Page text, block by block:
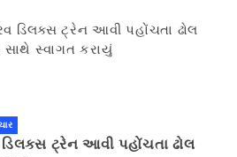
ડિલક્સ ટ્રેન આવી પહોંચતા ઢોલ